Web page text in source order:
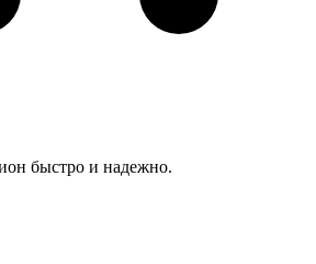
быстро и надежно.